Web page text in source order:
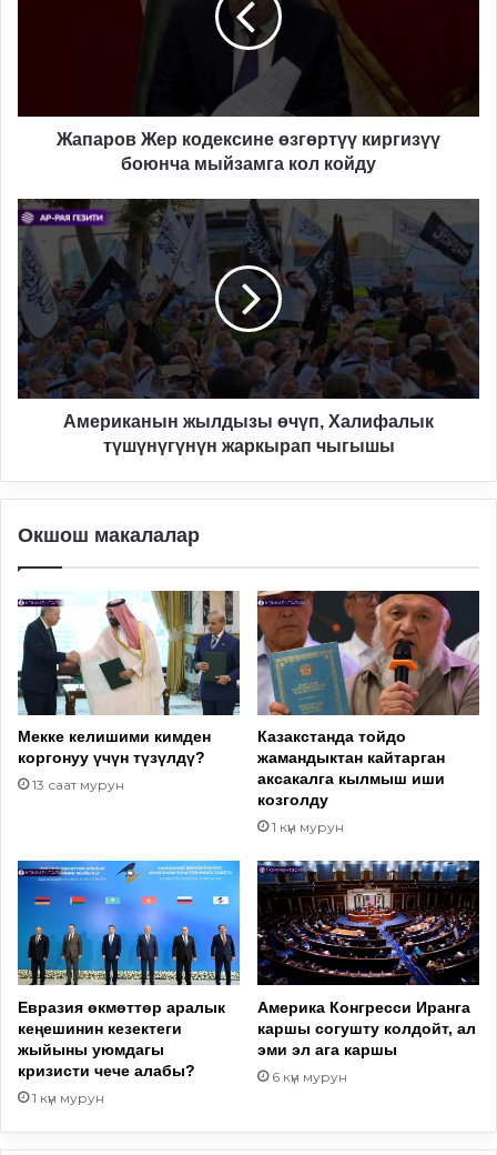
койду
Жапаров Жер кодексине өзгөртүү киргизүү
боюнча мыйзамга кол койду
Американын
жылдызы
өчүп,
Халифалык
түшүнүгүнүн
жаркырап
чыгышы
Американын жылдызы өчүп, Халифалык
түшүнүгүнүн жаркырап чыгышы
Окшош макалалар
Мекке келишими кимден
коргонуу үчүн түзүлдү?
13 саат мурун
Казакстанда тойдо
жамандыктан кайтарган
аксакалга кылмыш иши
козголду
1 күн мурун
Евразия өкмөттөр аралык
кеңешинин кезектеги
жыйыны уюмдагы
кризисти чече алабы?
1 күн мурун
Америка Конгресси Иранга
каршы согушту колдойт, ал
эми эл ага каршы
6 күн мурун